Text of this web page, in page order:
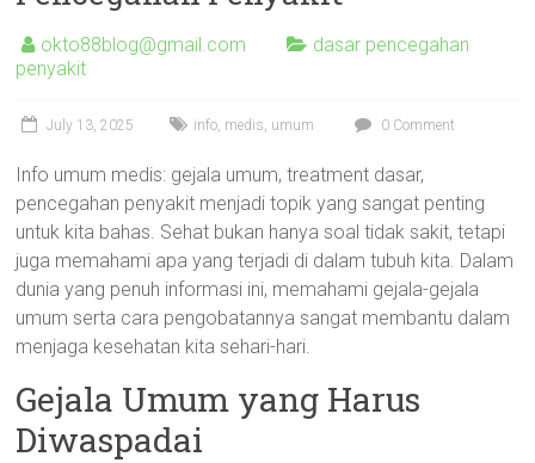
okto88blog@gmail.com
dasar pencegahan
penyakit
July 13, 2025 info, medis, umum 0 Comment
Info umum medis: gejala umum, treatment dasar,
pencegahan penyakit menjadi topik yang sangat penting
untuk kita bahas. Sehat bukan hanya soal tidak sakit, tetapi
juga memahami apa yang terjadi di dalam tubuh kita. Dalam
dunia yang penuh informasi ini, memahami gejala-gejala
umum serta cara pengobatannya sangat membantu dalam
menjaga kesehatan kita sehari-hari.
Gejala Umum yang Harus
Diwaspadai